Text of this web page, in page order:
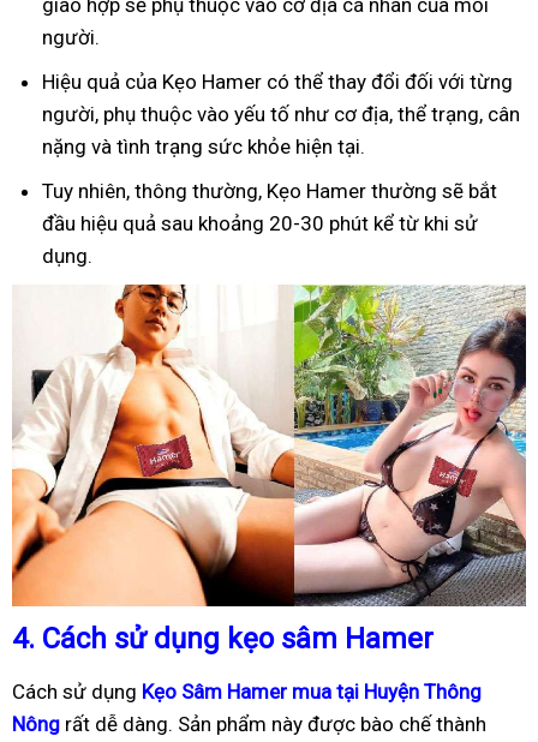
giao hợp sẽ phụ thuộc vào cơ địa cá nhân của mỗi
người.
Hiệu quả của Kẹo Hamer có thể thay đổi đối với từng
người, phụ thuộc vào yếu tố như cơ địa, thể trạng, cân
nặng và tình trạng sức khỏe hiện tại.
Tuy nhiên, thông thường, Kẹo Hamer thường sẽ bắt
đầu hiệu quả sau khoảng 20-30 phút kể từ khi sử
dụng.
4. Cách sử dụng kẹo sâm Hamer
Cách sử dụng Kẹo Sâm Hamer mua tại Huyện Thông
Nông rất dễ dàng. Sản phẩm này được bào chế thành